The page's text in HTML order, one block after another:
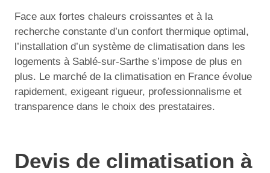
Face aux fortes chaleurs croissantes et à la
recherche constante d’un confort thermique optimal,
l’installation d’un système de climatisation dans les
logements à Sablé-sur-Sarthe s’impose de plus en
plus. Le marché de la climatisation en France évolue
rapidement, exigeant rigueur, professionnalisme et
transparence dans le choix des prestataires.
Devis de climatisation à